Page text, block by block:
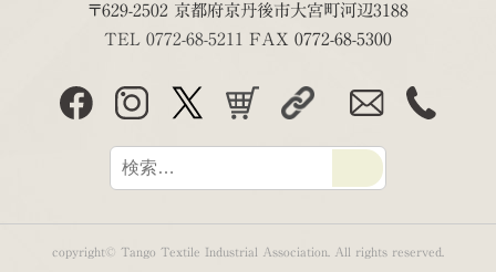
〒629-2502 京都府京丹後市大宮町河辺3188
TEL 0772-68-5211 FAX 0772-68-5300
copyright© Tango Textile Industrial Association. All rights reserved.